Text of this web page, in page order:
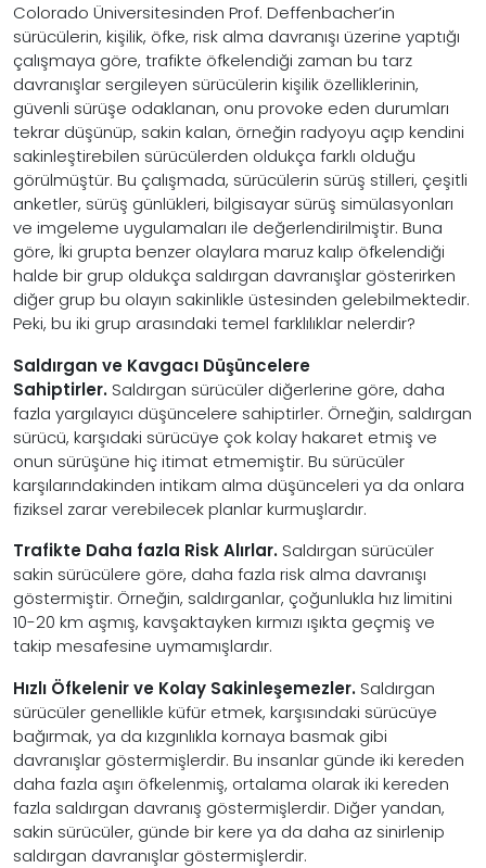
Colorado Üniversitesinden Prof. Deffenbacher’in
sürücülerin, kişilik, öfke, risk alma davranışı üzerine yaptığı
çalışmaya göre, trafikte öfkelendiği zaman bu tarz
davranışlar sergileyen sürücülerin kişilik özelliklerinin,
güvenli sürüşe odaklanan, onu provoke eden durumları
tekrar düşünüp, sakin kalan, örneğin radyoyu açıp kendini
sakinleştirebilen sürücülerden oldukça farklı olduğu
görülmüştür. Bu çalışmada, sürücülerin sürüş stilleri, çeşitli
anketler, sürüş günlükleri, bilgisayar sürüş simülasyonları
ve imgeleme uygulamaları ile değerlendirilmiştir. Buna
göre, İki grupta benzer olaylara maruz kalıp öfkelendiği
halde bir grup oldukça saldırgan davranışlar gösterirken
diğer grup bu olayın sakinlikle üstesinden gelebilmektedir.
Peki, bu iki grup arasındaki temel farklılıklar nelerdir?
Saldırgan ve Kavgacı Düşüncelere
Sahiptirler. Saldırgan sürücüler diğerlerine göre, daha
fazla yargılayıcı düşüncelere sahiptirler. Örneğin, saldırgan
sürücü, karşıdaki sürücüye çok kolay hakaret etmiş ve
onun sürüşüne hiç itimat etmemiştir. Bu sürücüler
karşılarındakinden intikam alma düşünceleri ya da onlara
fiziksel zarar verebilecek planlar kurmuşlardır.
Trafikte Daha fazla Risk Alırlar. Saldırgan sürücüler
sakin sürücülere göre, daha fazla risk alma davranışı
göstermiştir. Örneğin, saldırganlar, çoğunlukla hız limitini
10-20 km aşmış, kavşaktayken kırmızı ışıkta geçmiş ve
takip mesafesine uymamışlardır.
Hızlı Öfkelenir ve Kolay Sakinleşemezler. Saldırgan
sürücüler genellikle küfür etmek, karşısındaki sürücüye
bağırmak, ya da kızgınlıkla kornaya basmak gibi
davranışlar göstermişlerdir. Bu insanlar günde iki kereden
daha fazla aşırı öfkelenmiş, ortalama olarak iki kereden
fazla saldırgan davranış göstermişlerdir. Diğer yandan,
sakin sürücüler, günde bir kere ya da daha az sinirlenip
saldırgan davranışlar göstermişlerdir.